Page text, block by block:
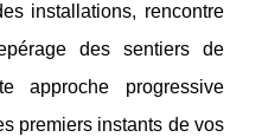
installations, rencontre
des sentiers de
approche progressive
premiers instants de vos